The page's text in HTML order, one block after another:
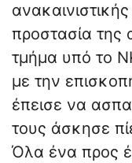
προστασία της
τμήμα υπό το
με την
έπεισε να
τους άσκησε
Όλα ένα προς